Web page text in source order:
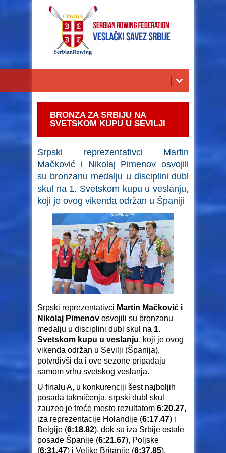
BRONZA ZA SRBIJU NA
SVETSKOM KUPU U SEVILJI
Srpski reprezentativci Martin
Mačković i Nikolaj Pimenov osvojili
su bronzanu medalju u disciplini dubl
skul na 1. Svetskom kupu u veslanju,
koji je ovog vikenda održan u Španiji
Srpski reprezentativci Martin Mačković i
Nikolaj Pimenov osvojili su bronzanu
medalju u disciplini dubl skul na 1.
Svetskom kupu u veslanju, koji je ovog
vikenda održan u Sevilji (Španija),
potvrdivši da i ove sezone pripadaju
samom vrhu svetskog veslanja.
U finalu A, u konkurenciji šest najboljih
posada takmičenja, srpski dubl skul
zauzeo je treće mesto rezultatom 6:20.27,
iza reprezentacije Holandije (6:17.47) i
Belgije (6:18.82), dok su iza Srbije ostale
posade Španije (6:21.67), Poljske
(6:31.47) i Velike Britanije (6:37.85).